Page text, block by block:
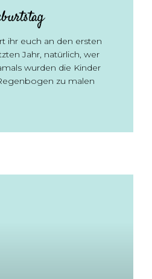
ihr euch an den ersten
Jahr, natürlich, wer
wurden die Kinder
zu malen